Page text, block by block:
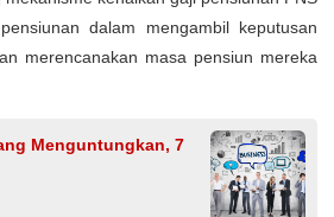
dalam mengambil keputusan
merencanakan masa pensiun mereka
Menguntungkan, 7